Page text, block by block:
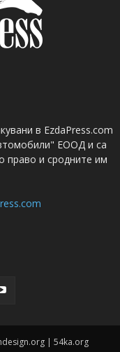
в EzdaPress.com
ЕООД и са
право и сродните им
| 54ka.org